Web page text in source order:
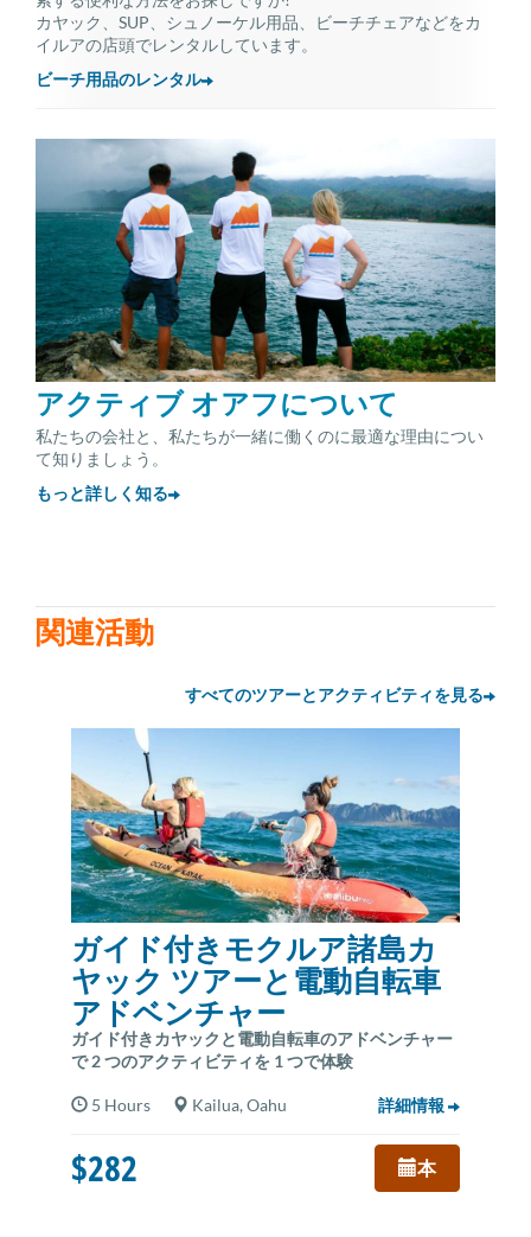
カヤック、SUP、シュノーケル用品、ビーチチェアなどをカ
イルアの店頭でレンタルしています。
ビーチ用品のレンタル
アクティブ オアフについて
私たちの会社と、私たちが一緒に働くのに最適な理由につい
て知りましょう。
もっと詳しく知る
関連活動
すべてのツアーとアクティビティを見る
ガイド付きモクルア諸島カ
ヤック ツアーと電動自転車
アドベンチャー
ガイド付きカヤックと電動自転車のアドベンチャー
で 2 つのアクティビティを 1 つで体験
5 Hours Kailua, Oahu 詳細情報
$282 本